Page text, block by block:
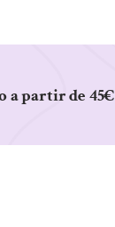
a partir de 45€